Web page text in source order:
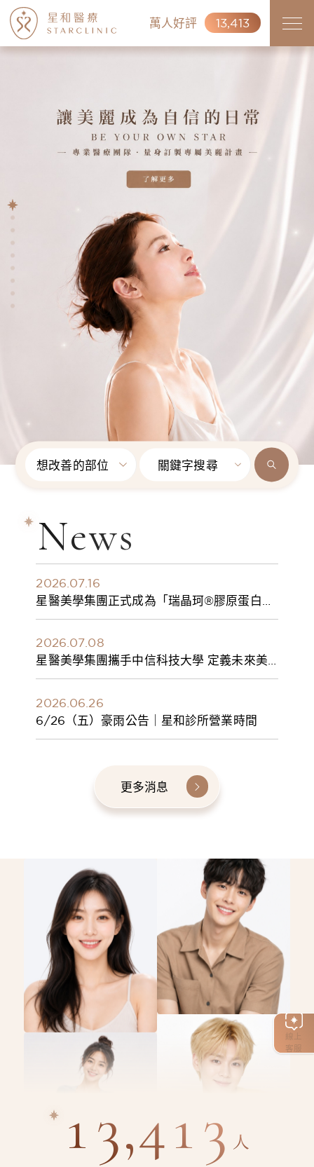
線上
客服
萬人好評 13,413
想改善的部位 關鍵字搜尋
News
2026.07.16
星醫美學集團正式成為「瑞晶珂®膠原蛋白植
入劑」台灣獨家總代理
2026.07.08
星醫美學集團攜手中信科技大學 定義未來美
學人才新標準 建構健康美學產學共育模式 串
2026.06.26
6/26（五）豪雨公告｜星和診所營業時間
更多消息
13,413 人